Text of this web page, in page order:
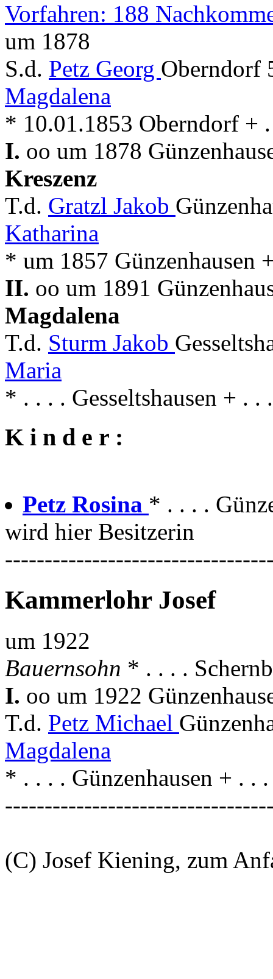
Vorfahren: 188
um 1878
S.d. Petz Georg Oberndorf
Magdalena
* 10.01.1853 Oberndorf +
I. oo um 1878
Kreszenz
T.d. Gratzl Jakob
Katharina
* um 1857 Günzenhausen
II. oo um 1891
Magdalena
T.d. Sturm Jakob
Maria
* . . . . Gesseltshausen + . .
K i n d e r :
Petz Rosina * . . . .
wird hier Besitzerin
Kammerlohr Josef
um 1922
Bauernsohn * . . . .
I. oo um 1922
T.d. Petz Michael
Magdalena
* . . . . Günzenhausen + . .
(C) Josef Kiening, zum